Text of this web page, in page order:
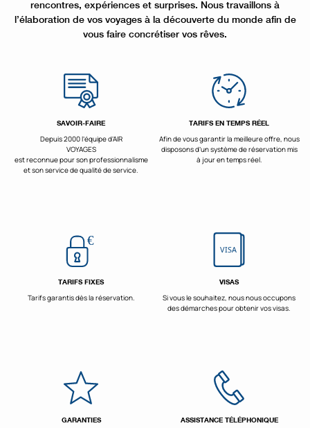
rencontres, expériences et surprises. Nous travaillons à
l’élaboration de vos voyages à la découverte du monde afin de
vous faire concrétiser vos rêves.
SAVOIR-FAIRE
Depuis 2000 l’équipe d’AIR
VOYAGES
est reconnue pour son professionnalisme
et son service de qualité de service.
TARIFS EN TEMPS RÉEL
Afin de vous garantir la meilleure offre, nous
disposons d’un système de réservation mis
à jour en temps réel.
TARIFS FIXES
Tarifs garantis dès la réservation.
VISAS
Si vous le souhaitez, nous nous occupons
des démarches pour obtenir vos visas.
GARANTIES ASSISTANCE TÉLÉPHONIQUE